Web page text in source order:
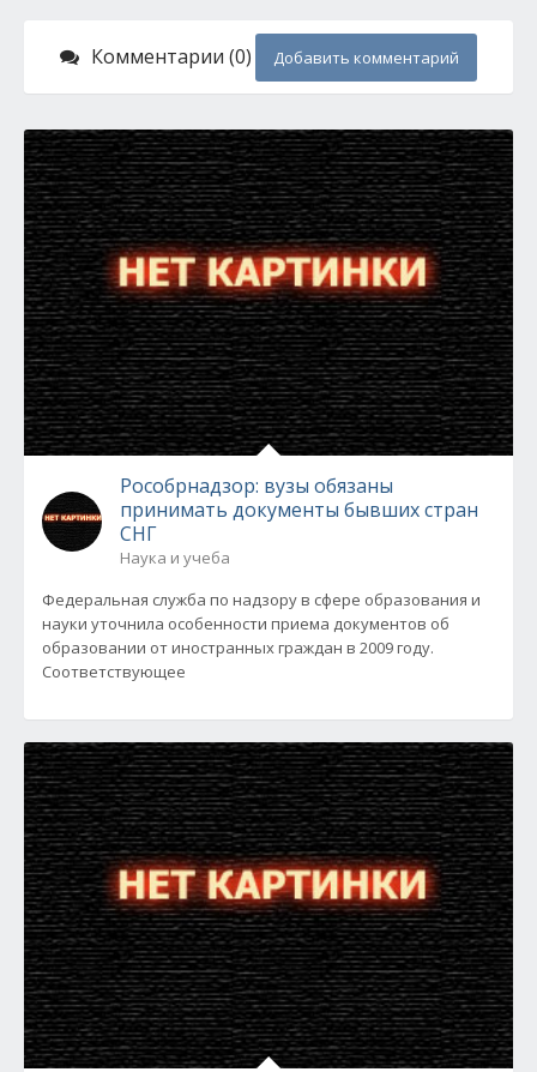
Комментарии (0) Добавить комментарий
Рособрнадзор: вузы обязаны
принимать документы бывших стран
СНГ
Наука и учеба
Федеральная служба по надзору в сфере образования и
науки уточнила особенности приема документов об
образовании от иностранных граждан в 2009 году.
Соответствующее